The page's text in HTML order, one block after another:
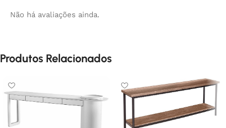
Não há avaliações ainda.
Produtos Relacionados